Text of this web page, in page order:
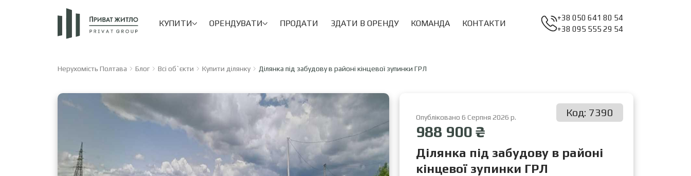
КУПИТИ ОРЕНДУВАТИ ПРОДАТИ ЗДАТИ В ОРЕНДУ КОМАНДА КОНТАКТИ
+38 050 641 80 54
+38 095 555 29 54
Нерухомість Полтава Блог Всі об`єкти Купити ділянку Ділянка під забудову в районі кінцевої зупинки ГРЛ
Опубліковано 6 Серпня 2026 р. Код: 7390
988 900 ₴
Ділянка під забудову в районі
кінцевої зупинки ГРЛ